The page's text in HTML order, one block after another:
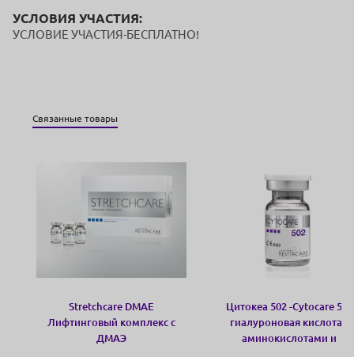
УСЛОВИЯ УЧАСТИЯ:
УСЛОВИЕ УЧАСТИЯ-БЕСПЛАТНО!
Связанные товары
Stretchcare DMAE
Лифтинговый комплекс с
ДМАЭ
Цитокеа 502 -Cytocare 502
гиалуроновая кислота с
аминокислотами и